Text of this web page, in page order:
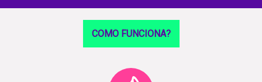
COMO FUNCIONA?